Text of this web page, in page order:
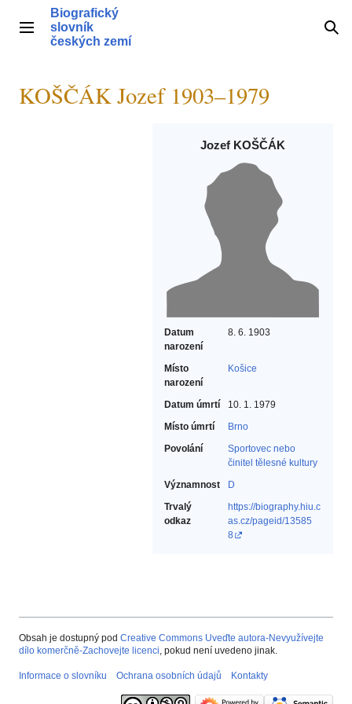
obsahHlavní menu
Biografický
slovník
českých zemí
KOŠČÁK Jozef 1903–1979
Jozef KOŠČÁK
Datum
narození
8. 6. 1903
Místo
narození
Košice
Datum úmrtí
10. 1. 1979
Místo úmrtí
Brno
Povolání
Sportovec nebo
činitel tělesné kultury‎
Významnost
D
Trvalý
odkaz
https://biography.hiu.c
as.cz/pageid/13585
8
Obsah je dostupný pod Creative Commons Uveďte autora-Nevyužívejte
dílo komerčně-Zachovejte licenci, pokud není uvedeno jinak.
Informace o slovníku Ochrana osobních údajů Kontakty